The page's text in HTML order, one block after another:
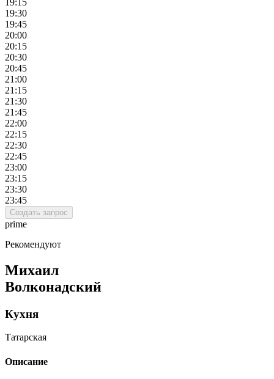
19:30
19:45
20:00
20:15
20:30
20:45
21:00
21:15
21:30
21:45
22:00
22:15
22:30
22:45
23:00
23:15
23:30
23:45
Создать запрос
prime
Рекомендуют
Михаил
Волконадский
Кухня
Татарская
Описание